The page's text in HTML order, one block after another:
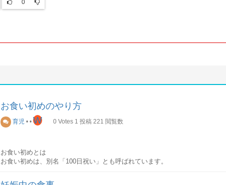
0
お食い初めのやり方
育児 ••W 0 Votes 1 投稿 221 閲覧数
お食い初めとは
お食い初めは、別名「100日祝い」とも呼ばれています。
こと」を願う歴史のある伝統行事です。